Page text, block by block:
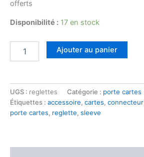
offerts
Disponibilité : 17 en stock
Ajouter au panier
UGS : reglettes Catégorie : porte cartes
Étiquettes : accessoire, cartes, connecteur
porte cartes, reglette, sleeve